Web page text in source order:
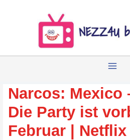
Narcos: Mexico
Die Party ist
Februar | Netflix